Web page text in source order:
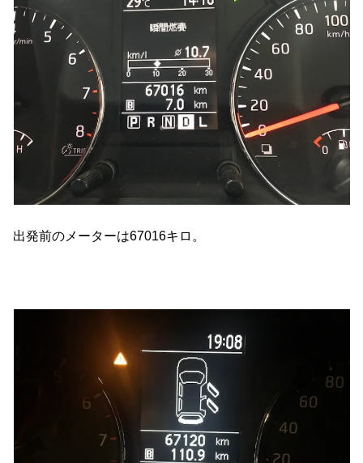
出発前のメーターは67016キロ。